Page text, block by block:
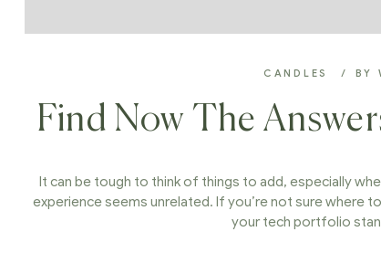
CANDLES BY
Find Now The
It can be tough to think of things to add, especially
experience seems unrelated. If you’re not sure where
your tech portfolio